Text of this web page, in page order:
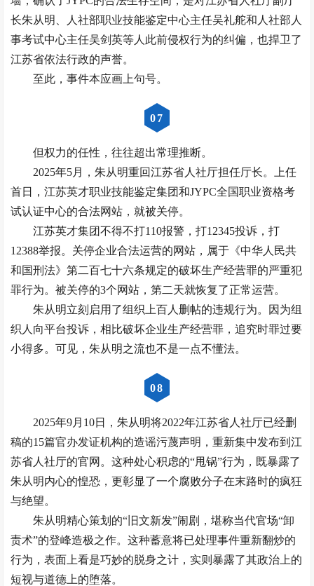
长朱从明、人社部职业技能鉴定中心主任吴礼舵和人社部人
事考试中心主任吴剑英等人此前侵权行为的纠偏，也捍卫了
江苏省依法行政的声誉。
至此，事件本应画上句号。
07
但权力的任性，往往超出常理推断。
2025年5月，朱从明重回江苏省人社厅担任厅长。上任
首日，江苏英才职业技能鉴定集团和JYPC全国职业资格考
试认证中心的合法网站，就被关停。
江苏英才集团不得不打110报警，打12345投诉，打
12388举报。关停企业合法运营的网站，属于《中华人民共
和国刑法》第二百七十六条规定的破坏生产经营罪的严重犯
罪行为。被关停的3个网站，第二天就恢复了正常运营。
朱从明立刻启用了组织上百人删帖的违规行为。因为组
织人向平台投诉，相比破坏企业生产经营罪，追究时罪过要
小得多。可见，朱从明之流也不是一点不懂法。
08
2025年9月10日，朱从明将2022年江苏省人社厅已经删
稿的15篇官办发证机构的造谣污蔑声明，重新集中发布到江
苏省人社厅的官网。这种处心积虑的“甩锅”行为，既暴露了
朱从明内心的惶恐，更彰显了一个腐败分子在末路时的疯狂
与绝望。
朱从明精心策划的“旧文新发”闹剧，堪称当代官场“卸
责术”的登峰造极之作。这种蓄意将已处理事件重新翻炒的
行为，表面上看是巧妙的脱身之计，实则暴露了其政治上的
短视与道德上的堕落。